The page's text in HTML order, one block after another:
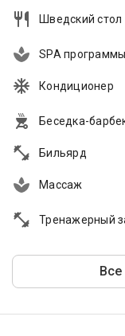
Шведский стол
SPA программы
Кондиционер
Беседка-
Бильярд
Массаж
Тренажерный
Все